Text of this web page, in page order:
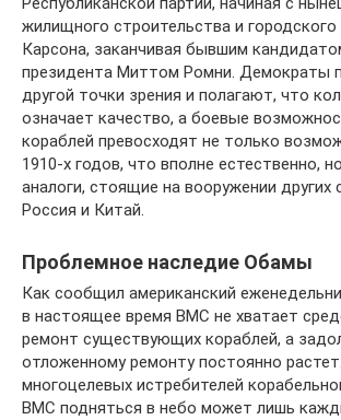
жилищного строительства и городского
Карсона, заканчивая бывшим
президента Миттом Ромни. Демократы
другой точки зрения и полагают, что
означает качество, а боевые
кораблей превосходят не только
1910-х годов, что вполне естественно,
аналоги, стоящие на вооружении других
Россия и Китай.
Проблемное наследие Обамы
Как сообщил американский
в настоящее время ВМС не хватает
ремонт существующих кораблей, а
отложенному ремонту постоянно
многоцелевых истребителей
ВМС подняться в небо может лишь